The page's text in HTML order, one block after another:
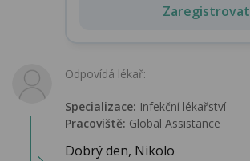
Zaregistrovat
Odpovídá lékař:
Specializace: Infekční lékařství‎
Pracoviště: Global Assistance
Dobrý den, Nikolo